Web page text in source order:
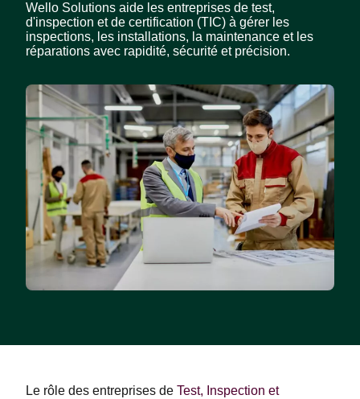
Wello Solutions aide les entreprises de test,
d'inspection et de certification (TIC) à gérer les
inspections, les installations, la maintenance et les
réparations avec rapidité, sécurité et précision.
Le rôle des entreprises de Test, Inspection et